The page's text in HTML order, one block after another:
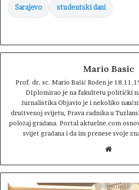
Sarajevo studentski dani
Mario Basic
Prof. dr. sc. Mario Bašić Rođen je
DIplomirao je na fakultetu politički
žurnalistika Objavio je i nekoliko
društvenoj svijetu, Prava radnika u
položaj građana. Portal aktuelne.com
svijet građana i da im prenese svoje
b
s